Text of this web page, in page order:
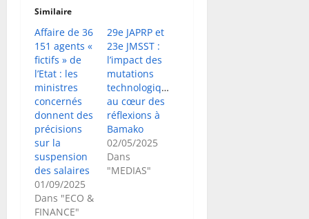
Similaire
Affaire de 36
151 agents «
fictifs » de
l’Etat : les
ministres
concernés
donnent des
précisions
sur la
suspension
des salaires
01/09/2025
Dans "ECO &
FINANCE"
29e JAPRP et
23e JMSST :
l’impact des
mutations
technologiques
au cœur des
réflexions à
Bamako
02/05/2025
Dans
"MEDIAS"